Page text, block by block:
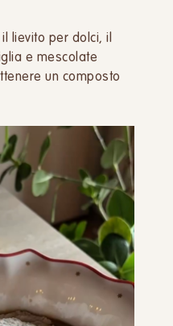
lievito per dolci, il
e mescolate
un composto